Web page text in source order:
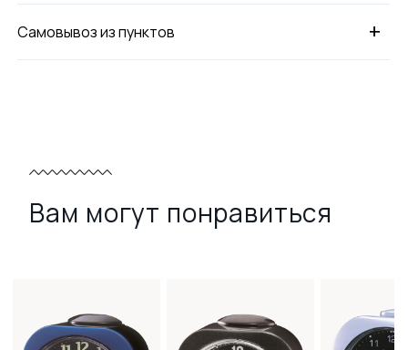
+
Самовывоз из пунктов
Вам могут понравиться